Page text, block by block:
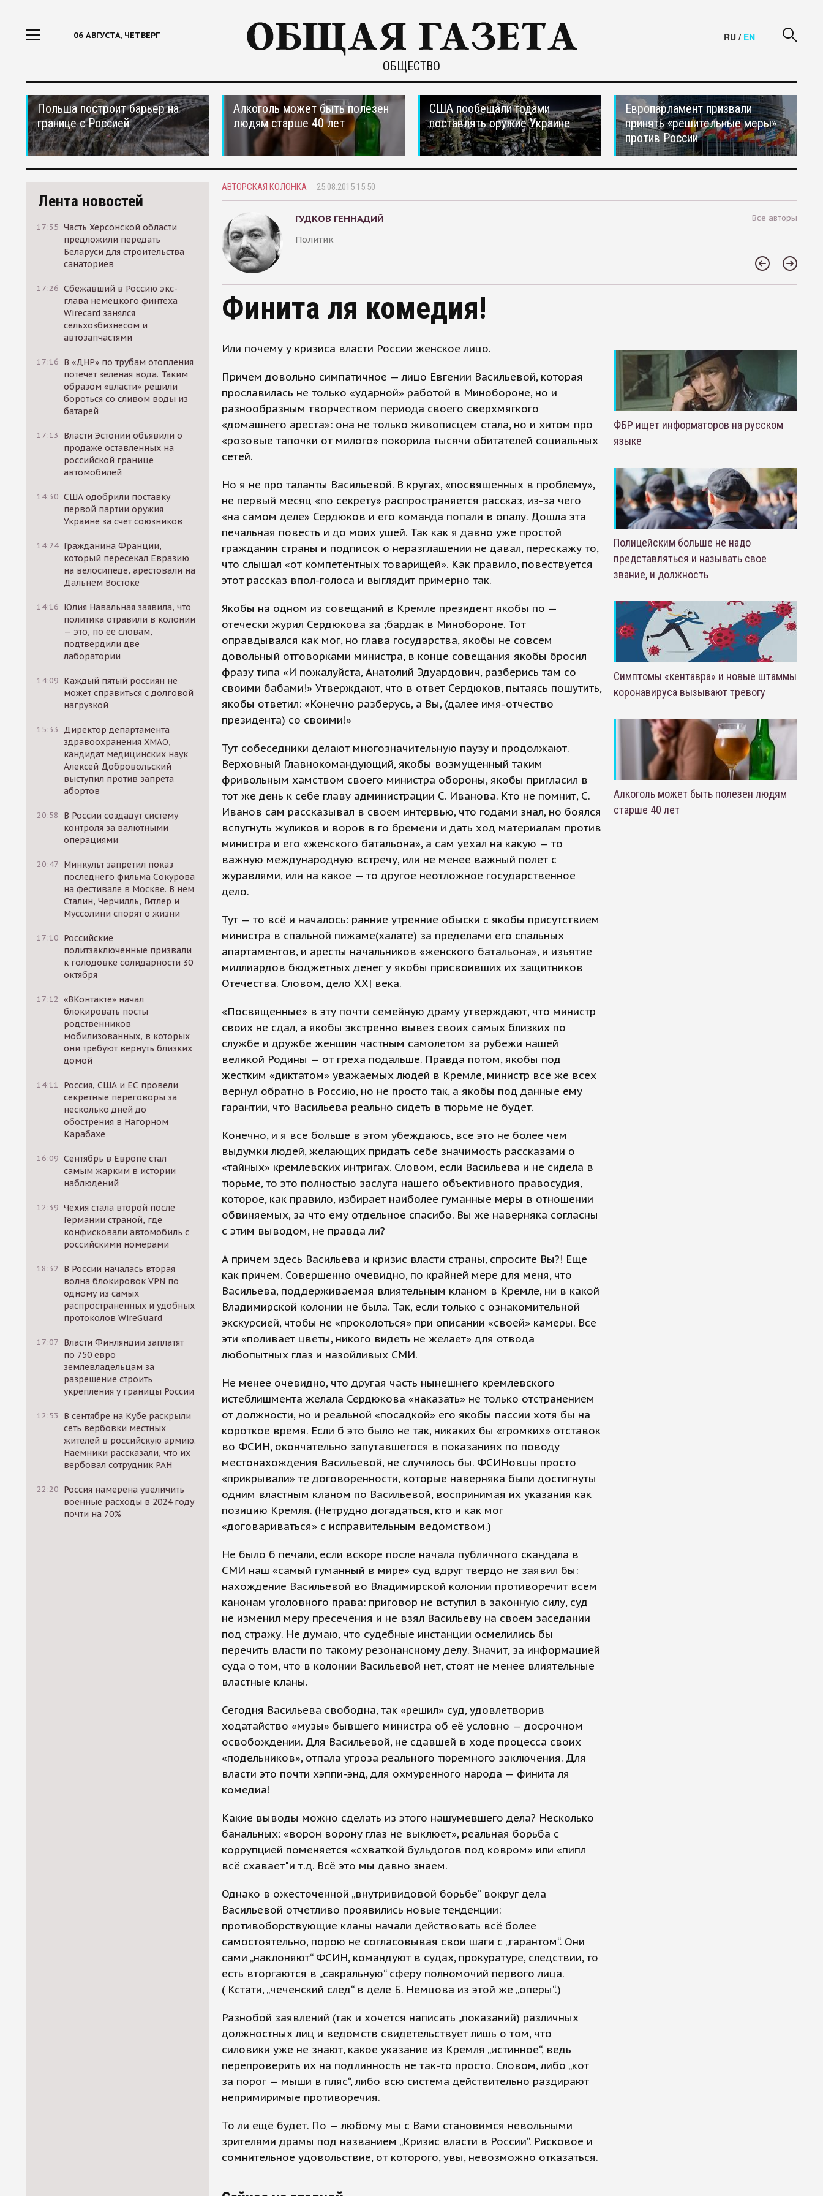
06 АВГУСТА, ЧЕТВЕРГ
ОБЩЕСТВО
RU / EN
Польша построит барьер на
границе с Россией
Алкоголь может быть полезен
людям старше 40 лет
США пообещали годами
поставлять оружие Украине
Европарламент призвали
принять «решительные меры»
против России
Лента новостей
17:35 Часть Херсонской области
предложили передать
Беларуси для строительства
санаториев
17:26 Сбежавший в Россию экс-
глава немецкого финтеха
Wirecard занялся
сельхозбизнесом и
автозапчастями
17:16 В «ДНР» по трубам отопления
потечет зеленая вода. Таким
образом «власти» решили
бороться со сливом воды из
батарей
17:13
Власти Эстонии объявили о
продаже оставленных на
российской границе
автомобилей
14:30 США одобрили поставку
первой партии оружия
Украине за счет союзников
14:24 Гражданина Франции,
который пересекал Евразию
на велосипеде, арестовали на
Дальнем Востоке
14:16 Юлия Навальная заявила, что
политика отравили в колонии
— это, по ее словам,
подтвердили две
лаборатории
14:09 Каждый пятый россиян не
может справиться с долговой
нагрузкой
15:33
Директор департамента
здравоохранения ХМАО,
кандидат медицинских наук
Алексей Добровольский
выступил против запрета
абортов
20:58
В России создадут систему
контроля за валютными
операциями
20:47 Минкульт запретил показ
последнего фильма Сокурова
на фестивале в Москве. В нем
Сталин, Черчилль, Гитлер и
Муссолини спорят о жизни
17:10 Российские
политзаключенные призвали
к голодовке солидарности 30
октября
17:12 «ВКонтакте» начал
блокировать посты
родственников
мобилизованных, в которых
они требуют вернуть близких
домой
14:11
Россия, США и ЕС провели
секретные переговоры за
несколько дней до
обострения в Нагорном
Карабахе
16:09 Сентябрь в Европе стал
самым жарким в истории
наблюдений
12:39 Чехия стала второй после
Германии страной, где
конфисковали автомобиль с
российскими номерами
18:32
В России началась вторая
волна блокировок VPN по
одному из самых
распространенных и удобных
протоколов WireGuard
17:07 Власти Финляндии заплатят
по 750 евро
землевладельцам за
разрешение строить
укрепления у границы России
12:53
В сентябре на Кубе раскрыли
сеть вербовки местных
жителей в российскую армию.
Наемники рассказали, что их
вербовал сотрудник РАН
22:20 Россия намерена увеличить
военные расходы в 2024 году
почти на 70%
АВТОРСКАЯ КОЛОНКА 25.08.2015 15:50
ГУДКОВ ГЕННАДИЙ
Политик
Все авторы
Финита ля комедия!
Или почему у кризиса власти России женское лицо.
Причем довольно симпатичное — лицо Евгении Васильевой, которая
прославилась не только «ударной» работой в Минобороне, но и
разнообразным творчеством периода своего сверхмягкого
«домашнего ареста»: она не только живописцем стала, но и хитом про
«розовые тапочки от милого» покорила тысячи обитателей социальных
сетей.
Но я не про таланты Васильевой. В кругах, «посвященных в проблему»,
не первый месяц «по секрету» распространяется рассказ, из-за чего
«на самом деле» Сердюков и его команда попали в опалу. Дошла эта
печальная повесть и до моих ушей. Так как я давно уже простой
гражданин страны и подписок о неразглашении не давал, перескажу то,
что слышал «от компетентных товарищей». Как правило, повествуется
этот рассказ впол-голоса и выглядит примерно так.
Якобы на одном из совещаний в Кремле президент якобы по —
отечески журил Сердюкова за ;бардак в Минобороне. Тот
оправдывался как мог, но глава государства, якобы не совсем
довольный отговорками министра, в конце совещания якобы бросил
фразу типа «И пожалуйста, Анатолий Эдуардович, разберись там со
своими бабами!» Утверждают, что в ответ Сердюков, пытаясь пошутить,
якобы ответил: «Конечно разберусь, а Вы, (далее имя-отчество
президента) со своими!»
Тут собеседники делают многозначительную паузу и продолжают.
Верховный Главнокомандующий, якобы возмущенный таким
фривольным хамством своего министра обороны, якобы пригласил в
тот же день к себе главу администрации С. Иванова. Кто не помнит, С.
Иванов сам рассказывал в своем интервью, что годами знал, но боялся
вспугнуть жуликов и воров в го бремени и дать ход материалам против
министра и его «женского батальона», а сам уехал на какую — то
важную международную встречу, или не менее важный полет с
журавлями, или на какое — то другое неотложное государственное
дело.
Тут — то всё и началось: ранние утренние обыски с якобы присутствием
министра в спальной пижаме(халате) за пределами его спальных
апартаментов, и аресты начальников «женского батальона», и изъятие
миллиардов бюджетных денег у якобы присвоивших их защитников
Отечества. Словом, дело ХХ| века.
«Посвященные» в эту почти семейную драму утверждают, что министр
своих не сдал, а якобы экстренно вывез своих самых близких по
службе и дружбе женщин частным самолетом за рубежи нашей
великой Родины — от греха подальше. Правда потом, якобы под
жестким «диктатом» уважаемых людей в Кремле, министр всё же всех
вернул обратно в Россию, но не просто так, а якобы под данные ему
гарантии, что Васильева реально сидеть в тюрьме не будет.
Конечно, и я все больше в этом убеждаюсь, все это не более чем
выдумки людей, желающих придать себе значимость рассказами о
«тайных» кремлевских интригах. Словом, если Васильева и не сидела в
тюрьме, то это полностью заслуга нашего объективного правосудия,
которое, как правило, избирает наиболее гуманные меры в отношении
обвиняемых, за что ему отдельное спасибо. Вы же наверняка согласны
с этим выводом, не правда ли?
А причем здесь Васильева и кризис власти страны, спросите Вы?! Еще
как причем. Совершенно очевидно, по крайней мере для меня, что
Васильева, поддерживаемая влиятельным кланом в Кремле, ни в какой
Владимирской колонии не была. Так, если только с ознакомительной
экскурсией, чтобы не «проколоться» при описании «своей» камеры. Все
эти «поливает цветы, никого видеть не желает» для отвода
любопытных глаз и назойливых СМИ.
Не менее очевидно, что другая часть нынешнего кремлевского
истеблишмента желала Сердюкова «наказать» не только отстранением
от должности, но и реальной «посадкой» его якобы пассии хотя бы на
короткое время. Если б это было не так, никаких бы «громких» отставок
во ФСИН, окончательно запутавшегося в показаниях по поводу
местонахождения Васильевой, не случилось бы. ФСИНовцы просто
«прикрывали» те договоренности, которые наверняка были достигнуты
одним властным кланом по Васильевой, воспринимая их указания как
позицию Кремля. (Нетрудно догадаться, кто и как мог
«договариваться» с исправительным ведомством.)
Не было б печали, если вскоре после начала публичного скандала в
СМИ наш «самый гуманный в мире» суд вдруг твердо не заявил бы:
нахождение Васильевой во Владимирской колонии противоречит всем
канонам уголовного права: приговор не вступил в законную силу, суд
не изменил меру пресечения и не взял Васильеву на своем заседании
под стражу. Не думаю, что судебные инстанции осмелились бы
перечить власти по такому резонансному делу. Значит, за информацией
суда о том, что в колонии Васильевой нет, стоят не менее влиятельные
властные кланы.
Сегодня Васильева свободна, так «решил» суд, удовлетворив
ходатайство «музы» бывшего министра об её условно — досрочном
освобождении. Для Васильевой, не сдавшей в ходе процесса своих
«подельников», отпала угроза реального тюремного заключения. Для
власти это почти хэппи-энд, для охмуренного народа — финита ля
комедиа!
Какие выводы можно сделать из этого нашумевшего дела? Несколько
банальных: «ворон ворону глаз не выклюет», реальная борьба с
коррупцией поменяется «схваткой бульдогов под ковром» или «пипл
всё схавает"и т.д. Всё это мы давно знаем.
Однако в ожесточенной „внутривидовой борьбе“ вокруг дела
Васильевой отчетливо проявились новые тенденции:
противоборствующие кланы начали действовать всё более
самостоятельно, порою не согласовывая свои шаги с „гарантом“. Они
сами „наклоняют“ ФСИН, командуют в судах, прокуратуре, следствии, то
есть вторгаются в „сакральную“ сферу полномочий первого лица.
( Кстати, „чеченский след“ в деле Б. Немцова из этой же „оперы“.)
Разнобой заявлений (так и хочется написать „показаний) различных
должностных лиц и ведомств свидетельствует лишь о том, что
силовики уже не знают, какое указание из Кремля „истинное“, ведь
перепроверить их на подлинность не так-то просто. Словом, либо „кот
за порог — мыши в пляс“, либо всю система действительно раздирают
непримиримые противоречия.
То ли ещё будет. По — любому мы с Вами становимся невольными
зрителями драмы под названием „Кризис власти в России“. Рисковое и
сомнительное удовольствие, от которого, увы, невозможно отказаться.
ФБР ищет информаторов на русском
языке
Полицейским больше не надо
представляться и называть свое
звание, и должность
Симптомы «кентавра» и новые штаммы
коронавируса вызывают тревогу
Алкоголь может быть полезен людям
старше 40 лет